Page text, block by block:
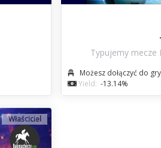
Typujemy mecze
Możesz dołączyć do gry
Yield: -13.14%
Właściciel